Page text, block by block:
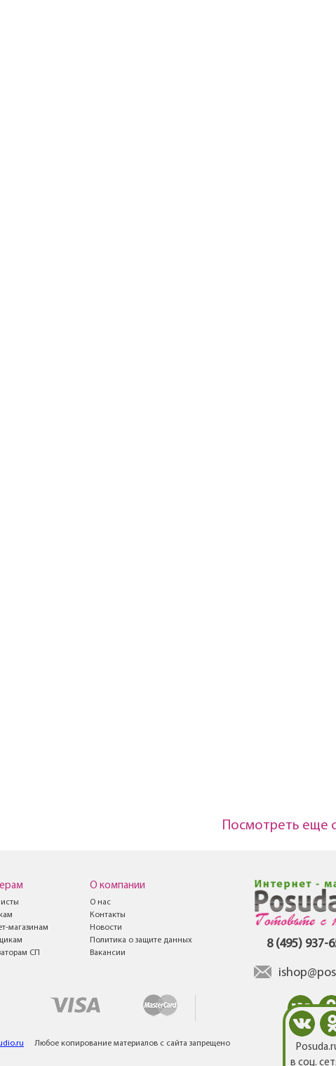
Посмотреть еще
8 (495) 937-
магазинам
СП
О компании
О нас
Контакты
Новости
Политика о защите данных
Вакансии
в соц.
Любое копирование материалов с сайта запрещено